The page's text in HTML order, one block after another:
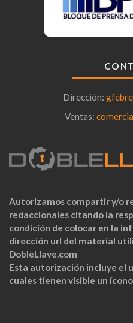
Dirección:
Ventas:
Autorizamos compartir y/o
redaccionales citando la
condición de colocar en la
dirección url del material
DobleLlave.com
Esta autorización incluye el
cuales tienen visible un